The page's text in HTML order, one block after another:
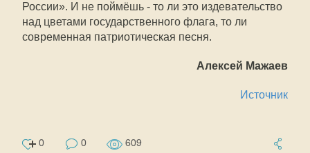
России». И не поймёшь - то ли это издевательство
над цветами государственного флага, то ли
современная патриотическая песня.
Алексей Мажаев
Источник
0 0 609